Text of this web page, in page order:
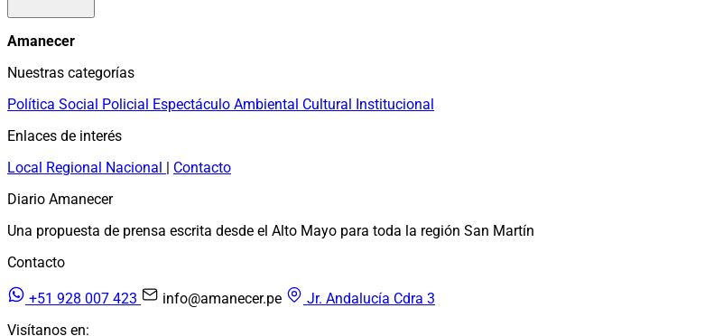
Amanecer
Nuestras categorías
Política Social Policial Espectáculo Ambiental Cultural Institucional
Enlaces de interés
Local Regional Nacional | Contacto
Diario Amanecer
Una propuesta de prensa escrita desde el Alto Mayo para toda la región San Martín
Contacto
+51 928 007 423 info@amanecer.pe
Jr. Andalucía Cdra 3
Visítanos en: